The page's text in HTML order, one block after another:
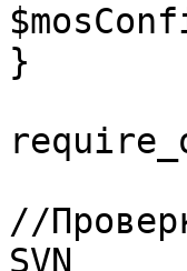
}
//
SVN